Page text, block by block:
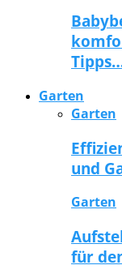
Garten
Garten
und
Garten
für